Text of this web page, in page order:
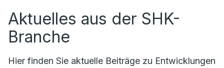
Aktuelles aus der SHK-
Branche
Hier finden Sie aktuelle Beiträge zu Entwicklungen